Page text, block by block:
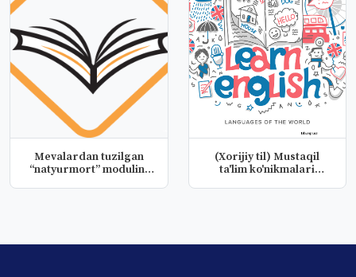
Mevalardan tuzilgan
“natyurmort” modulini
(Xorijiy til) Mustaqil
ta'lim ko'nikmalari